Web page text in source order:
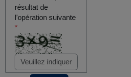
résultat de
l’opération suivante
*